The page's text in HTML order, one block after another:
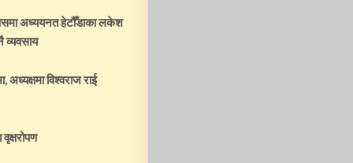
अध्ययनत हेटौँडाका लकेश
अध्यक्षमा विश्वराज राई
वृक्षरोपण